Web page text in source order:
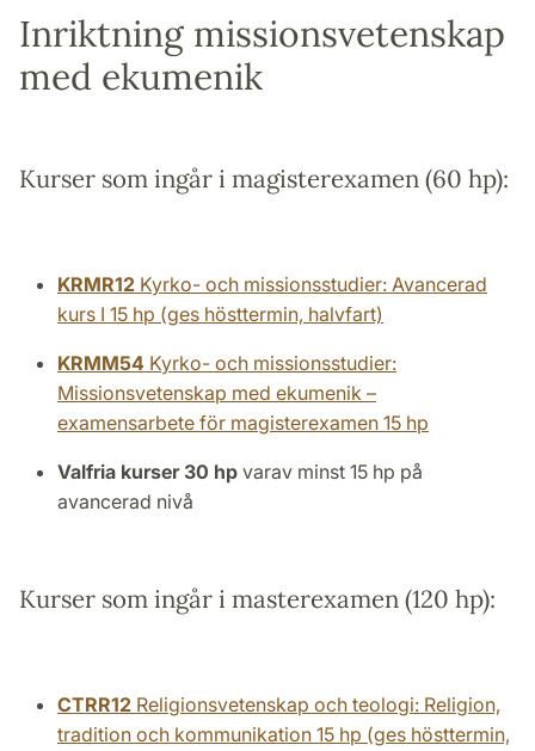
Inriktning missionsvetenskap
med ekumenik
Kurser som ingår i magisterexamen (60 hp):
KRMR12 Kyrko- och missionsstudier: Avancerad
kurs I 15 hp (ges hösttermin, halvfart)
KRMM54 Kyrko- och missionsstudier:
Missionsvetenskap med ekumenik –
examensarbete för magisterexamen 15 hp
Valfria kurser 30 hp varav minst 15 hp på
avancerad nivå
Kurser som ingår i masterexamen (120 hp):
CTRR12 Religionsvetenskap och teologi: Religion,
tradition och kommunikation 15 hp (ges hösttermin,